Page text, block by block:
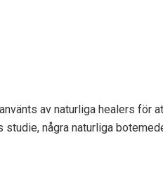
av naturliga healers för
studie, några naturliga